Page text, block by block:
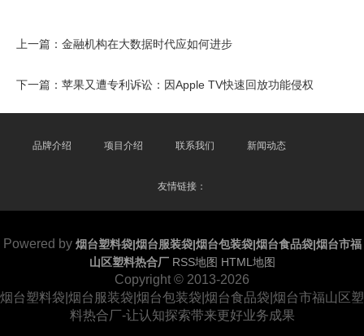
上一篇： 金融机构在大数据时代应如何进步
下一篇： 苹果又遭专利诉讼：因Apple TV快速回放功能侵权
品牌介绍 项目介绍 联系我们 新闻动态
友情链接：
Powered by 烟台塑料袋|烟台服装袋|烟台包装袋|烟台食品袋|烟台市福
山区塑料热合厂 RSS地图 HTML地图
Copyright © 2013-2026
烟台塑料袋|烟台服装袋|烟台包装袋|烟台食品袋|烟台市福山区塑
料热合厂-让认知探索带来更好业务成果